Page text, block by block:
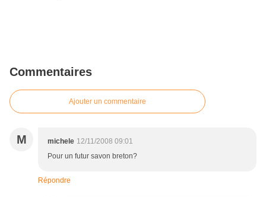
Commentaires
Ajouter un commentaire
M michele 12/11/2008 09:01
Pour un futur savon breton?
Répondre